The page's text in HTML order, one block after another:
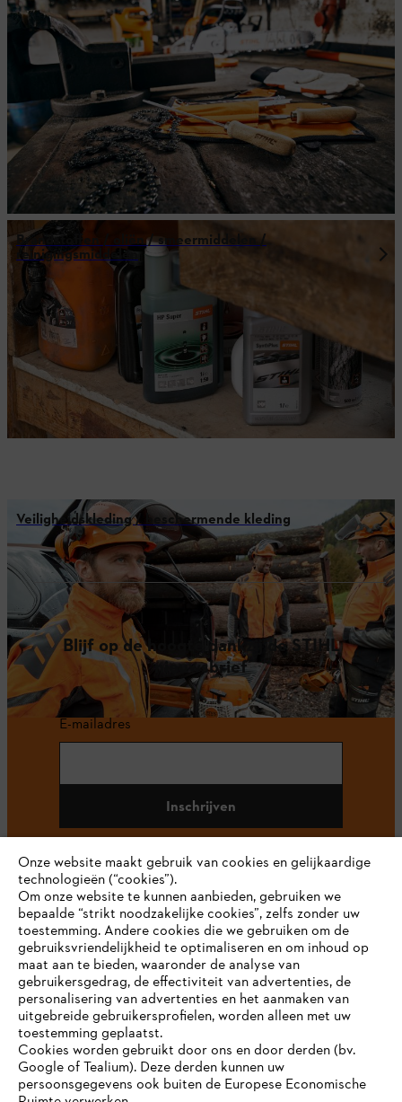
Brandstoffen / oliën / smeermiddelen /
reinigingsmiddelen
Veiligheidskleding / beschermende kleding
Blijf op de hoogte dankzij de STIHL
nieuwsbrief
E-mailadres
Inschrijven
#STIHL
Bedrijf
Onze website maakt gebruik van cookies en gelijkaardige
technologieën (“cookies”).
Om onze website te kunnen aanbieden, gebruiken we
bepaalde “strikt noodzakelijke cookies”, zelfs zonder uw
toestemming. Andere cookies die we gebruiken om de
gebruiksvriendelijkheid te optimaliseren en om inhoud op
maat aan te bieden, waaronder de analyse van
gebruikersgedrag, de effectiviteit van advertenties, de
personalisering van advertenties en het aanmaken van
uitgebreide gebruikersprofielen, worden alleen met uw
toestemming geplaatst.
Cookies worden gebruikt door ons en door derden (bv.
Google of Tealium). Deze derden kunnen uw
persoonsgegevens ook buiten de Europese Economische